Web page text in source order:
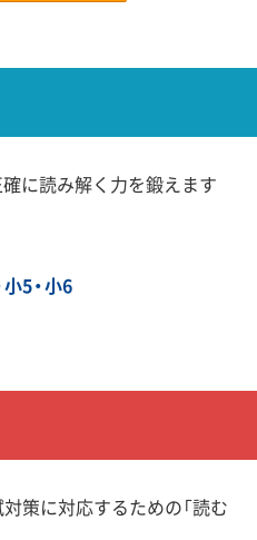
に読み解く力を鍛えます
小5・小6
策に対応するための「読む